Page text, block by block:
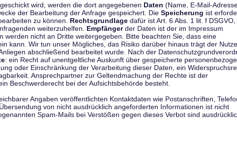
wird, werden die dort angegebenen Daten (Name, E-Mail-
der Bearbeitung der Anfrage gespeichert. Die Speicherung ist
zu können. Rechtsgrundlage dafür ist Art. 6 Abs. 1 lit. f DSGVO,
weiterzuhelfen. Empfängerder Daten ist der im Impressum
werden nicht an Dritte weitergegeben. Bitte beachten Sie, dass eine
kann. Wir tun unser Mögliches, das Risiko darüber hinaus trägt der
abschließend bearbeitet wurde. Nach der
: ein Recht auf unentgeltliche Auskunft über gespeicherte
oder Einschränkung der Verarbeitung dieser Daten, ein
Ansprechpartner zur Geltendmachung der Rechte ist der
Beschwerderecht bei der Aufsichtsbehörde besteht.
Angaben veröffentlichten Kontaktdaten wie Postanschriften,
von nicht ausdrücklich angeforderten Informationen ist nicht
Spam-Mails bei Verstößen gegen dieses Verbot sind